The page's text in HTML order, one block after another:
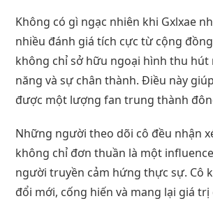
Không có gì ngạc nhiên khi Gxlxae
nhiều đánh giá tích cực từ cộng
không chỉ sở hữu ngoại hình thu hút
năng và sự chân thành. Điều này
được một lượng fan trung thành
Những người theo dõi cô đều nhận
không chỉ đơn thuần là một
người truyền cảm hứng thực sự. Cô
đổi mới, cống hiến và mang lại giá